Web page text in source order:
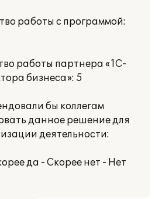
работы с программой:
работы партнера «1С-
бизнеса»: 5
бы коллегам
данное решение для
деятельности:
да - Скорее нет - Нет